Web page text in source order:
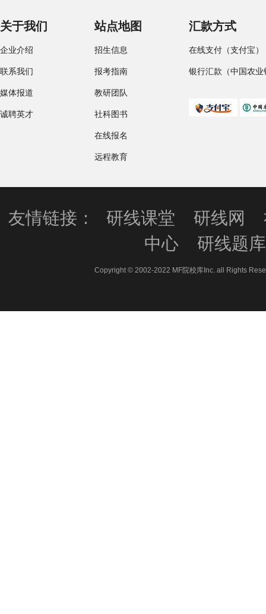
关于我们
企业介绍
联系我们
媒体报道
诚聘英才
站点地图
招生信息
报考指南
教研团队
社科图书
在线报名
远程教育
汇款方式
在线支付（支付宝）
银行汇款（中国农业
友情链接： 研线课堂 研线网
中心
研线题库
Copyright © 2002-2022 MF院校库Inc. all Rights